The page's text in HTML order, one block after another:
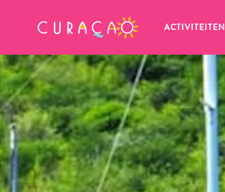
ACTIVITEITEN
MIJN FAVORIETEN
Zo te zien heb je nog geen
favoriete plekken opgeslagen.